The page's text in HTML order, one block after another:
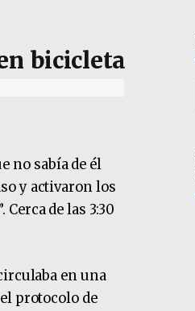
bicicleta
no sabía de él
y activaron los
de las 3:30
en una
protocolo de